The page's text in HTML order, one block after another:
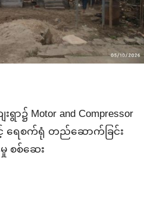
ရွာ၌ Motor and Compressor
ရေစက်ရုံ တည်ဆောက်ခြင်း
စစ်ဆေး